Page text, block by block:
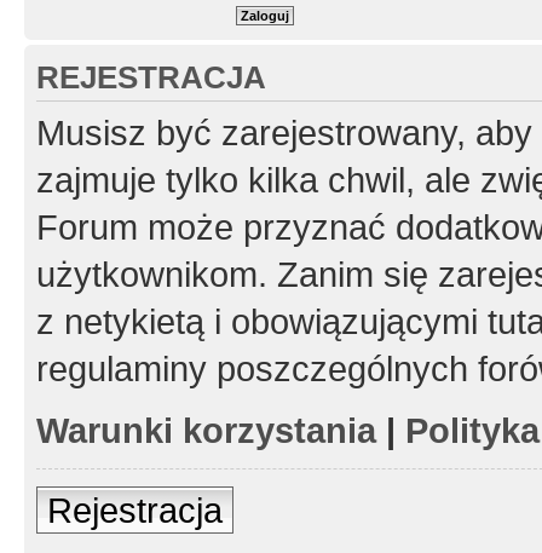
REJESTRACJA
Musisz być zarejestrowany,
zajmuje tylko kilka chwil, ale
Forum może przyznać
użytkownikom. Zanim się
z netykietą i obowiązującymi
regulaminy poszczególnych
Warunki korzystania|
Rejestracja